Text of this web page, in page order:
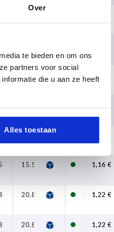
Over
te bieden en om ons
partners voor social
die u aan ze heeft
Alles toestaan
1,16 €
1,16 €
1,16 €
1,16 €
15,5 1,16 €
15,5 1,16 €
20,8 1,22 €
20,8 1,22 €